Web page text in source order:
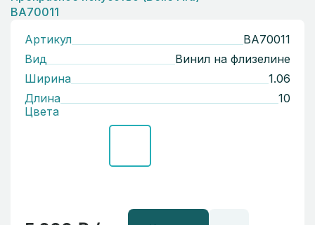
Артикул
BA70011
Вид
Винил на флизелине
Ширина
1.06
Длина
10
Цвета